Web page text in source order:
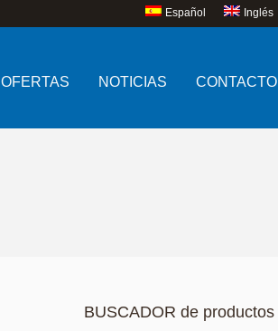
Español Inglés
OFERTAS NOTICIAS CONTACTO
BUSCADOR de productos